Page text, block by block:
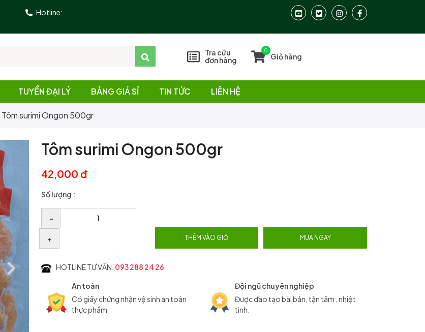
Hotline:
Tra cứu
đơn hàng
0
Giỏ hàng
TUYỂN ĐẠI LÝ BẢNG GIÁ SỈ TIN TỨC LIÊN HỆ
Tôm surimi Ongon 500gr
Tôm surimi Ongon 500gr
42,000 đ
Số lượng :
–
+ THÊM VÀO GIỎ MUA NGAY
HOTLINE TƯ VẤN: 093 288 24 26
An toàn
Có giấy chứng nhận vệ sinh an toàn
thực phẩm
Đội ngũ chuyên nghiệp
Được đào tạo bài bản, tận tâm , nhiệt
tình.